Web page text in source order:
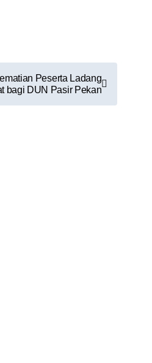
Peserta Ladang
bagi DUN Pasir Pekan